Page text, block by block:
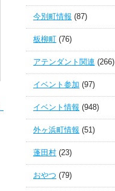
今別町情報 (87)
板柳町 (76)
アテンダント関連 (266)
イベント参加 (97)
イベント情報 (948)
外ヶ浜町情報 (51)
蓬田村 (23)
おやつ (79)